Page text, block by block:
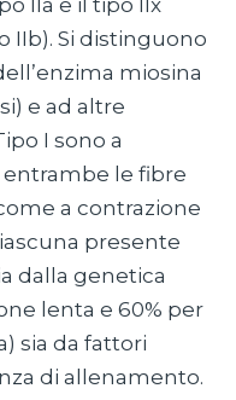
IIa e il tipo IIx
IIb). Si distinguono
miosina
e ad altre
I sono a
le fibre
a contrazione
presente
dalla genetica
lenta e 60% per
sia da fattori
di allenamento.